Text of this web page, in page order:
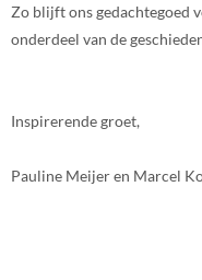
Zo blijft ons gedachtegoed
onderdeel van de
Inspirerende groet,
Pauline Meijer en Marcel